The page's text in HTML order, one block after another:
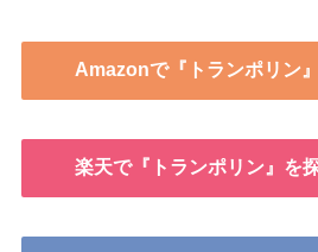
Amazonで『トランポリン
楽天で『トランポリン』を